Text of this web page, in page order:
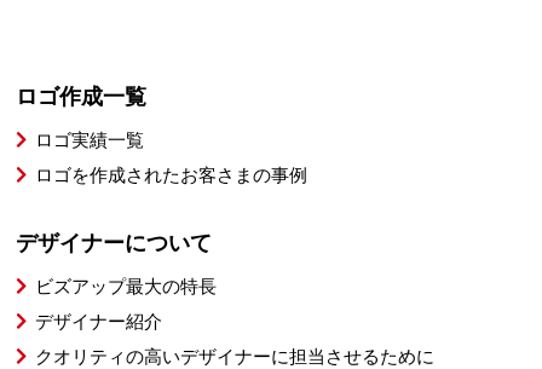
ロゴ作成一覧
ロゴ実績一覧
ロゴを作成されたお客さまの事例
デザイナーについて
ビズアップ最大の特長
デザイナー紹介
クオリティの高いデザイナーに担当させるために